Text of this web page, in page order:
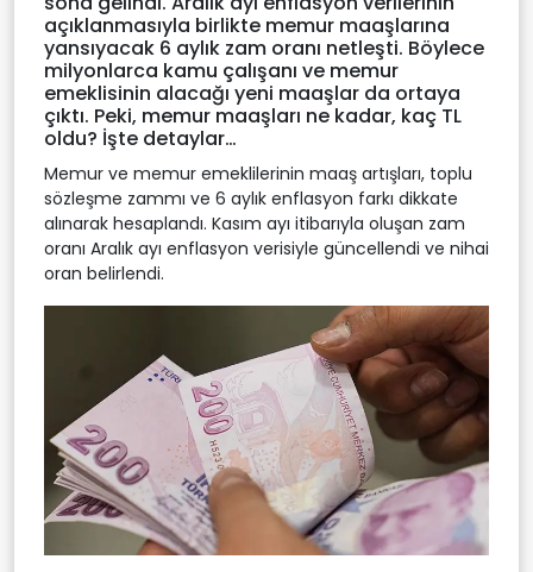
açıklanmasıyla birlikte memur maaşlarına
yansıyacak 6 aylık zam oranı netleşti. Böylece
milyonlarca kamu çalışanı ve memur
emeklisinin alacağı yeni maaşlar da ortaya
çıktı. Peki, memur maaşları ne kadar, kaç TL
oldu? İşte detaylar…
Memur ve memur emeklilerinin maaş artışları, toplu
sözleşme zammı ve 6 aylık enflasyon farkı dikkate
alınarak hesaplandı. Kasım ayı itibarıyla oluşan zam
oranı Aralık ayı enflasyon verisiyle güncellendi ve nihai
oran belirlendi.